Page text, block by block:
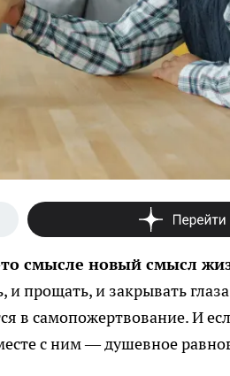
смысле новый смысл
прощать, и закрывать
в самопожертвование. И
с ним — душевное